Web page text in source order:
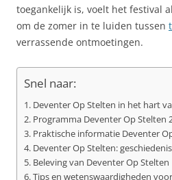
toegankelijk is, voelt het festival
om de zomer in te luiden tussen
verrassende ontmoetingen.
Snel naar:
Deventer Op Stelten in het hart
Programma Deventer Op Stelten
Praktische informatie Deventer
Deventer Op Stelten:
Beleving van Deventer Op Stelten
Tips en wetenswaardigheden